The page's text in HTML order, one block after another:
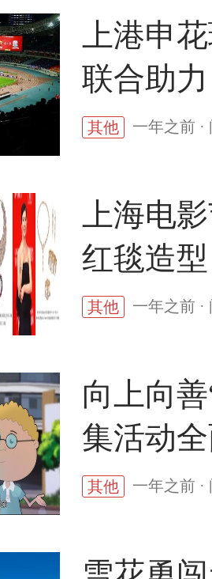
上港申
联合助
其他 一年之前 ·
上海电
红毯造型
其他 一年之前 ·
向上向
集活动
其他 一年之前 ·